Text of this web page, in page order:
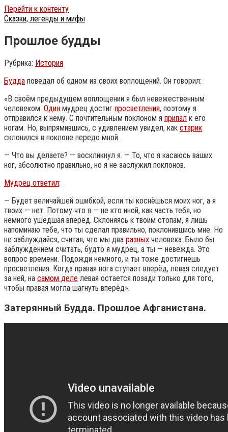
Перейти к контенту
Сказки, легенды и мифы
Прошлое будды
Рубрика: История
Будда поведал об одном из своих воплощений. Он говорил:
«В своём предыдущем воплощении я был невежественным
человеком. Один мудрец достиг просветления, поэтому я
отправился к нему. С почтительным поклоном я припал к его
ногам. Но, выпрямившись, с удивлением увидел, как старик
склонился в поклоне передо мной.
— Что вы делаете? — воскликнул я. — То, что я касаюсь ваших
ног, абсолютно правильно, но я не заслужил поклонов.
Мудрец ответил:
— Будет величайшей ошибкой, если ты коснёшься моих ног, а я
твоих — нет. Потому что я — не кто иной, как часть тебя, но
немного ушедшая вперёд. Склоняясь к твоим стопам, я лишь
напоминаю тебе, что ты сделал правильно, поклонившись мне. Но
не заблуждайся, считая, что мы два разных человека. Было бы
заблуждением считать, будто я мудрец, а ты — невежда. Это
вопрос времени. Подожди немного, и ты тоже достигнешь
просветления. Когда правая нога ступает вперёд, левая следует
за ней, на самом деле левая остается позади только для того,
чтобы правая могла шагнуть вперёд».
Затерянный Будда. Прошлое Афганистана.